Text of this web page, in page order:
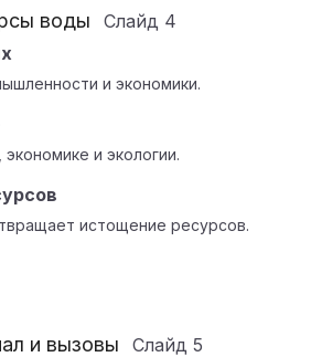
воды Слайд 4
и экономики.
и экологии.
истощение ресурсов.
и вызовы Слайд 5